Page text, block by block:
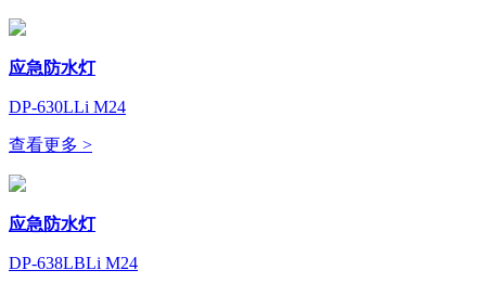
应急防水灯
DP-630LLi M24
查看更多 >
应急防水灯
DP-638LBLi M24